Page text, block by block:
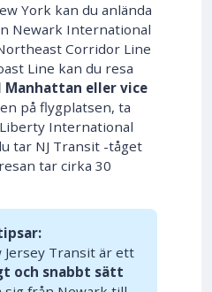
York kan du anlända
Newark International
Corridor Line
Line kan du resa
eller vice
på flygplatsen, ta
International
tar NJ Transit -tåget
tar cirka 30
Jersey Transit är ett
och snabbt sätt